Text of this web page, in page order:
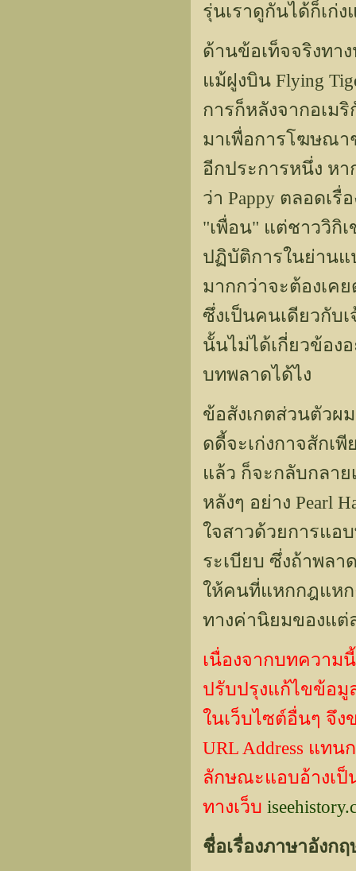
รุ่นเราดูกันได้ก็เก่ง
ด้านข้อเท็จจริงทา
แม้ฝูงบิน Flying
การก็หลังจากอเม
มาเพื่อการโฆษณา
อีกประการหนึ่ง หา
ว่า Pappy ตลอดเ
"เพื่อน" แต่ชาววิกิ
ปฏิบัติการในย่านแ
มากกว่าจะต้องเค
ซึ่งเป็นคนเดียวกับเ
นั้นไม่ได้เกี่ยวข้อง
บทพลาดได้ไง
ข้อสังเกตส่วนตัวผ
ดดี้จะเก่งกาจสักเ
แล้ว ก็จะกลับกลา
หลังๆ อย่าง Pearl
ใจสาวด้วยการแอ
ระเบียบ ซึ่งถ้าพลา
ให้คนที่แหกกฎแหก
ทางค่านิยมของแต่
เนื่องจากบทความ
ปรับปรุงแก้ไขข้อมู
ในเว็บไซต์อื่นๆ จึง
URL Address แท
ลักษณะแอบอ้างเป็
ทางเว็บ
ชื่อเรื่องภาษาอังก